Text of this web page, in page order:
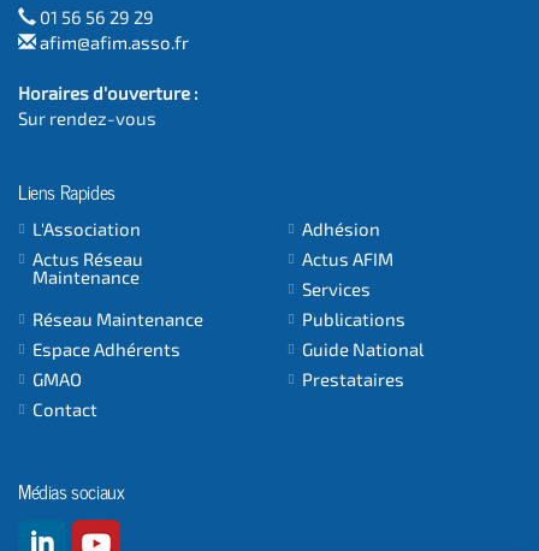
01 56 56 29 29
afim@afim.asso.fr
Horaires d'ouverture :
Sur rendez-vous
Liens Rapides
L'Association
Adhésion
Actus Réseau
Maintenance
Actus AFIM
Services
Réseau Maintenance
Publications
Espace Adhérents
Guide National
GMAO
Prestataires
Contact
Médias sociaux